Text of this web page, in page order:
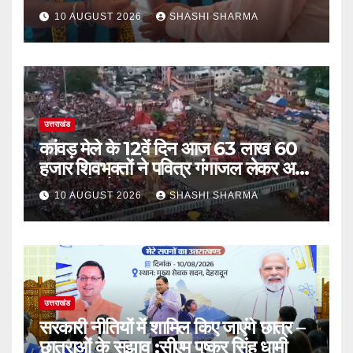
किया जा रहा है उपचार
10 AUGUST 2026 SHASHI SHARMA
उत्तराखंड
कांवड़ मेले के 12वें दिन आज 63 लाख 60
हजार शिवभक्तों ने पवित्र गंगाजल लेकर अपने
गंतव्य की ओर हुए रवाना
10 AUGUST 2026 SHASHI SHARMA
उत्तराखंड
सरकारी नीतियों में शामिल किए जाएंगे छात्र –
छात्राओं के सुझाव :सीएम पुष्कर सिंह धामी